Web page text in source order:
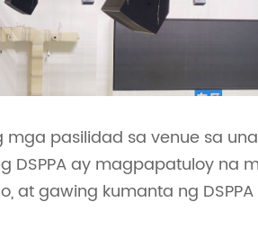
pasilidad sa venue sa
ay magpapatuloy na
gawing kumanta ng